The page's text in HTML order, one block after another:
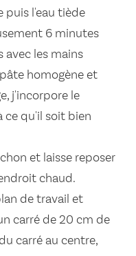
puis l'eau tiède
6 minutes
avec les mains
homogène et
j'incorpore le
ce qu'il soit bien
et laisse reposer
chaud.
de travail et
carré de 20 cm de
carré au centre,